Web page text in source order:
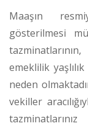
Maaşın
gösterilmesi
emeklilik
neden
vekiller